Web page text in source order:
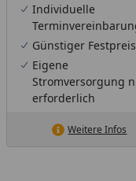
Individuelle
Günstiger Festpreis
Eigene
Stromversorgung
erforderlich
Weitere Infos